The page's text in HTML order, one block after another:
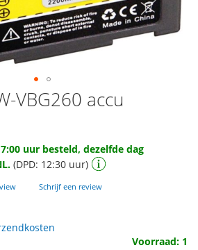
VBG260 accu
uur besteld, dezelfde dag
(DPD: 12:30 uur)
Schrijf een review
Voorraad: 1